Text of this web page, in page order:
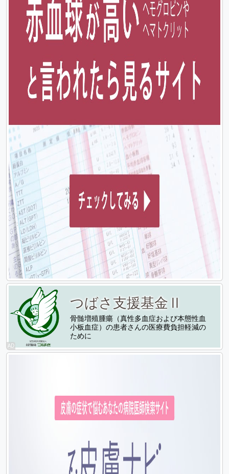
つばさ支援基金Ⅱ
骨髄増殖腫瘍（真性多血症および本態性血
小板血症）の患者さんの医療費負担軽減の
ために